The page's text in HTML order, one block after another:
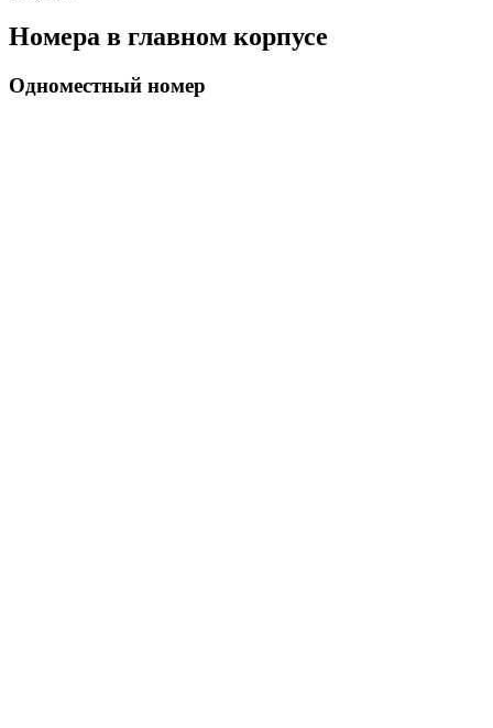
Номера в главном корпусе
Одноместный номер